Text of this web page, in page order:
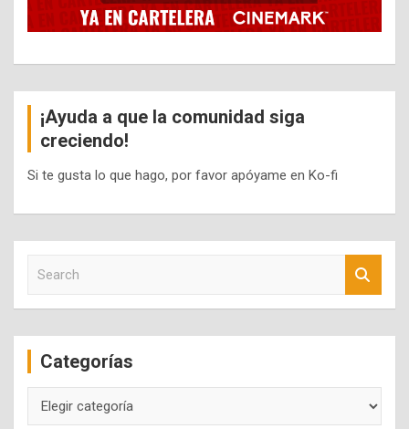
¡Ayuda a que la comunidad siga
creciendo!
Si te gusta lo que hago, por favor apóyame en Ko-fi
c
Categorías